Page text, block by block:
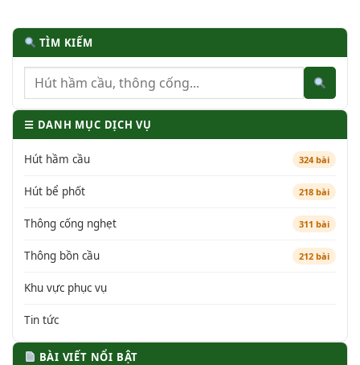
TÌM KIẾM
☰ DANH MỤC DỊCH VỤ
Hút hầm cầu 324 bài
Hút bể phốt 218 bài
Thông cống nghẹt 311 bài
Thông bồn cầu 212 bài
Khu vực phục vụ
Tin tức
BÀI VIẾT NỔI BẬT